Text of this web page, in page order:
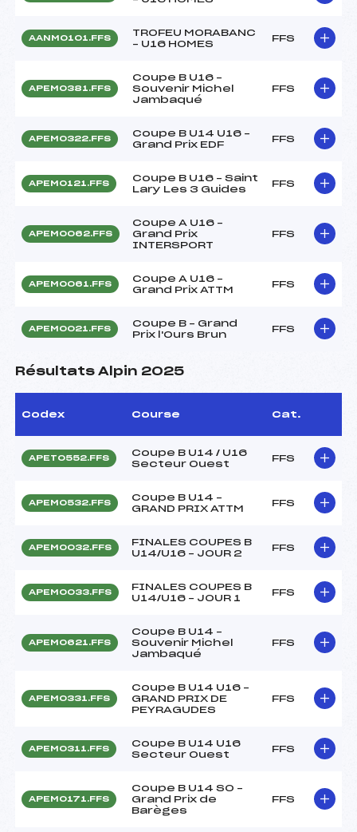
AANM0101.FFS
TROFEU MORABANC
– U16 HOMES
FFS
APEM0381.FFS
Coupe B U16 –
Souvenir Michel
Jambaqué
FFS
APEM0322.FFS
Coupe B U14 U16 –
Grand Prix EDF
FFS
APEM0121.FFS
Coupe B U16 – Saint
Lary Les 3 Guides
FFS
APEM0062.FFS
Coupe A U16 –
Grand Prix
INTERSPORT
FFS
APEM0061.FFS
Coupe A U16 –
Grand Prix ATTM
FFS
APEM0021.FFS
Coupe B – Grand
Prix l'Ours Brun
FFS
Résultats Alpin 2025
Codex Course Cat.
APET0552.FFS
Coupe B U14 / U16
Secteur Ouest
FFS
APEM0532.FFS
Coupe B U14 –
GRAND PRIX ATTM
FFS
APEM0032.FFS
FINALES COUPES B
U14/U16 – JOUR 2
FFS
APEM0033.FFS
FINALES COUPES B
U14/U16 – JOUR 1
FFS
APEM0621.FFS
Coupe B U14 –
Souvenir Michel
Jambaqué
FFS
APEM0331.FFS
Coupe B U14 U16 –
GRAND PRIX DE
PEYRAGUDES
FFS
APEM0311.FFS
Coupe B U14 U16
Secteur Ouest
FFS
APEM0171.FFS
Coupe B U14 SO –
Grand Prix de
Barèges
FFS